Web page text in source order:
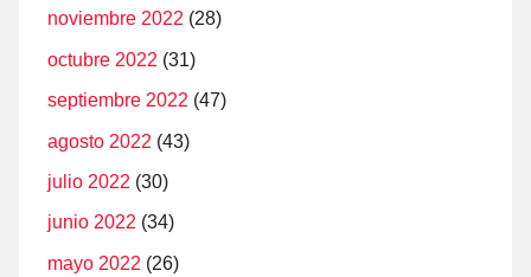
noviembre 2022 (28)
octubre 2022 (31)
septiembre 2022 (47)
agosto 2022 (43)
julio 2022 (30)
junio 2022 (34)
mayo 2022 (26)